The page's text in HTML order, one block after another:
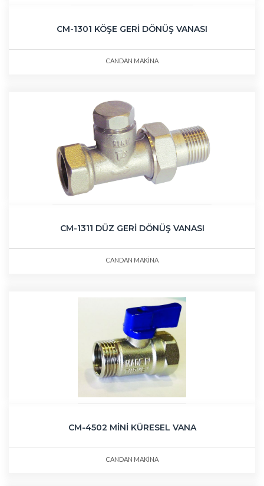
CM-1301 KÖŞE GERİ DÖNÜŞ VANASI
CANDAN MAKİNA
CM-1311 DÜZ GERİ DÖNÜŞ VANASI
CANDAN MAKİNA
CM-4502 MİNİ KÜRESEL VANA
CANDAN MAKİNA